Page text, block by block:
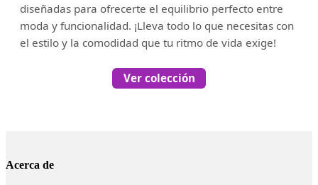
diseñadas para ofrecerte el equilibrio perfecto entre
moda y funcionalidad. ¡Lleva todo lo que necesitas con
el estilo y la comodidad que tu ritmo de vida exige!
Ver colección
Acerca de